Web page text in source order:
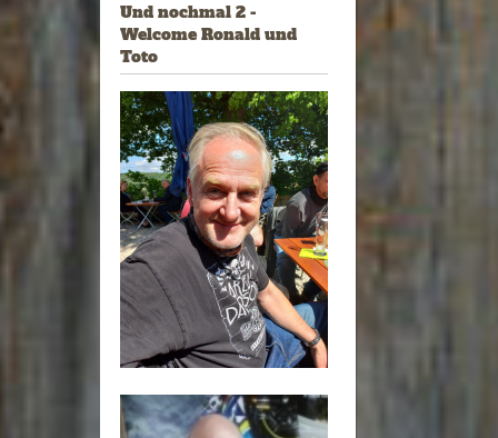
Und nochmal 2 -
Welcome Ronald und
Toto